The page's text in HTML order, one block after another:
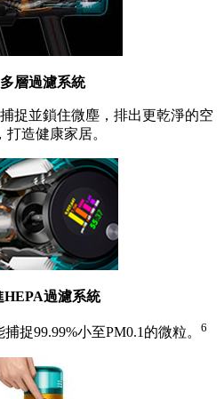
多層過濾系統
捉並鎖住微塵，排出更乾淨的空
打造健康家居。
HEPA過濾系統
捉99.99%小至PM0.1的微粒。 6